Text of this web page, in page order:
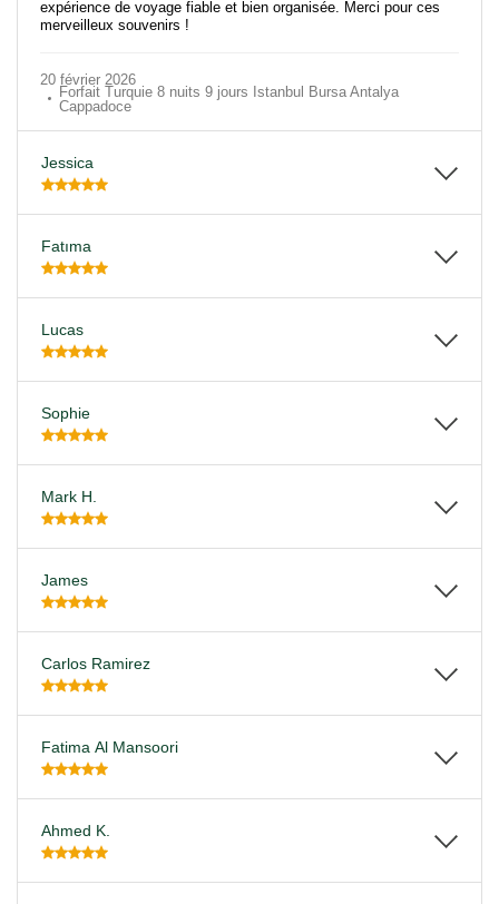
expérience de voyage fiable et bien organisée. Merci pour ces
merveilleux souvenirs !
20 février 2026
Forfait Turquie 8 nuits 9 jours Istanbul Bursa Antalya
Cappadoce
Jessica
Fatıma
Lucas
Sophie
Mark H.
James
Carlos Ramirez
Fatima Al Mansoori
Ahmed K.